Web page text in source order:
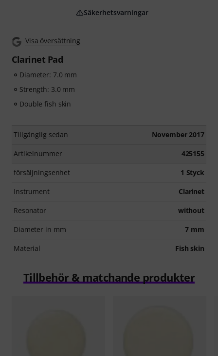
Visa översättning
Clarinet Pad
Diameter: 7.0 mm
Strength: 3.0 mm
Double fish skin
Tillgänglig sedan November 2017
Artikelnummer 425155
försäljningsenhet 1 Styck
Instrument Clarinet
Resonator without
Diameter in mm 7 mm
Material Fish skin
Säkerhetsvarningar
Tillbehör & matchande produkter